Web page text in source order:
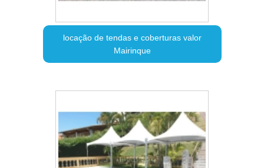
locação de tendas e coberturas valor
Mairinque